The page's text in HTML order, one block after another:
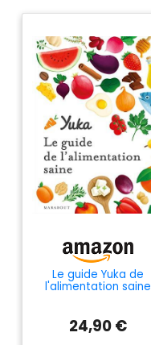
Le guide Yuka de
l'alimentation saine
24,90 €